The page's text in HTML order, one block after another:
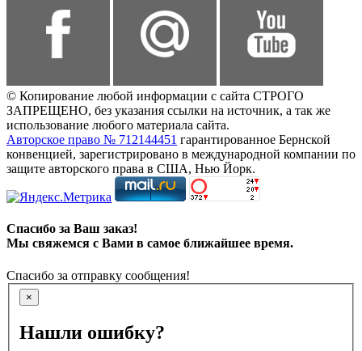
© Копирование любой информации с сайта СТРОГО
ЗАПРЕЩЕНО, без указания ссылки на источник, а так же
использование любого материала сайта.
Авторское право № 712144451 гарантированное Бернской
конвенцией, зарегистрировано в международной компании по
защите авторского права в США, Нью Йорк.
Спасибо за Ваш заказ!
Мы свяжемся с Вами в самое ближайшее время.
Спасибо за отправку сообщения!
×
Нашли ошибку?